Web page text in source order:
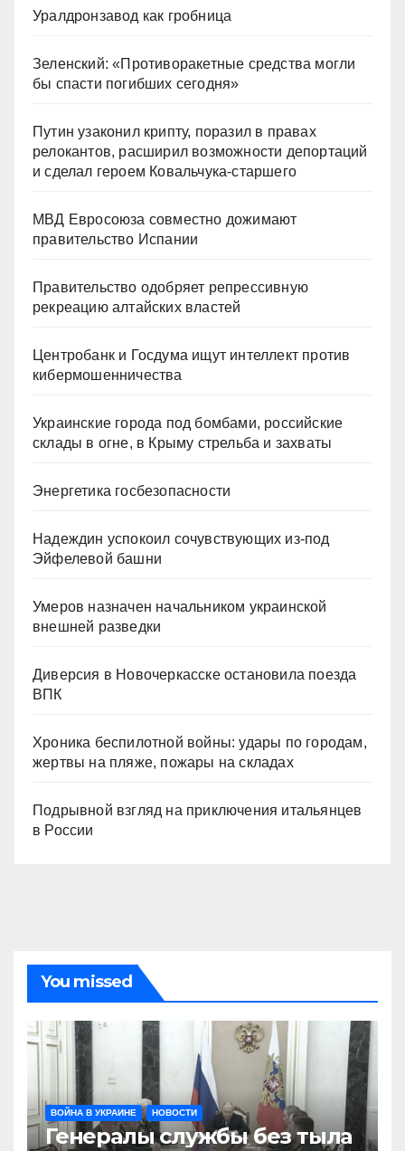
Уралдронзавод как гробница
Зеленский: «Противоракетные средства могли
бы спасти погибших сегодня»
Путин узаконил крипту, поразил в правах
релокантов, расширил возможности депортаций
и сделал героем Ковальчука-старшего
МВД Евросоюза совместно дожимают
правительство Испании
Правительство одобряет репрессивную
рекреацию алтайских властей
Центробанк и Госдума ищут интеллект против
кибермошенничества
Украинские города под бомбами, российские
склады в огне, в Крыму стрельба и захваты
Энергетика госбезопасности
Надеждин успокоил сочувствующих из-под
Эйфелевой башни
Умеров назначен начальником украинской
внешней разведки
Диверсия в Новочеркасске остановила поезда
ВПК
Хроника беспилотной войны: удары по городам,
жертвы на пляже, пожары на складах
Подрывной взгляд на приключения итальянцев
в России
You missed
ВОЙНА В УКРАИНЕ НОВОСТИ
Генералы службы без тыла